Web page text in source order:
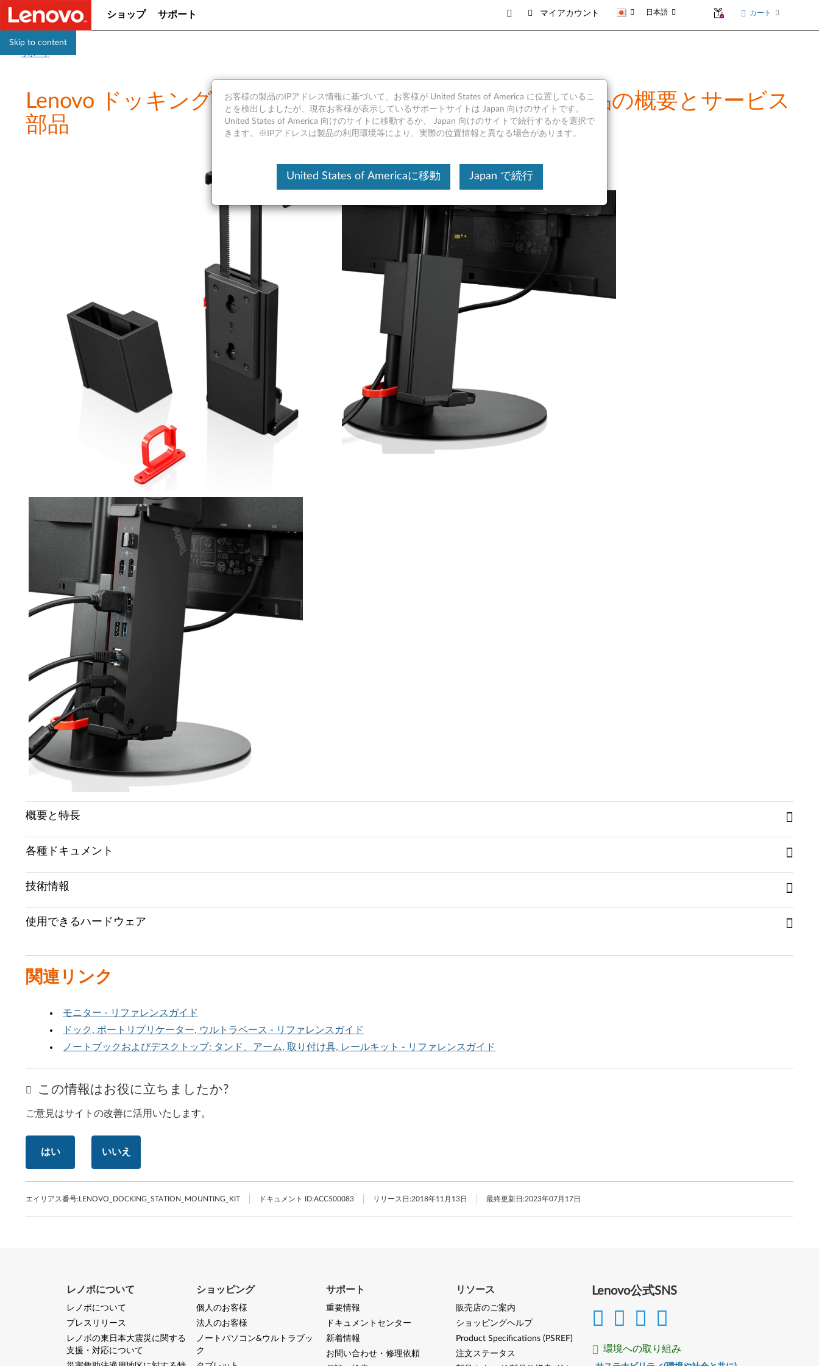
Skip to content
ショップ サポート マイアカウント 日本語 カート
サポート
Lenovo ドッキング・ステーション・マウントキット - 製品の概要とサービス
部品
概要と特長
各種ドキュメント
技術情報
使用できるハードウェア
関連リンク
モニター - リファレンスガイド
ドック, ポートリプリケーター, ウルトラベース - リファレンスガイド
ノートブックおよびデスクトップ: タンド、アーム, 取り付け具, レールキット - リファレンスガイド
この情報はお役に立ちましたか?
ご意見はサイトの改善に活用いたします。
はい いいえ
エイリアス番号:LENOVO_DOCKING_STATION_MOUNTING_KIT ドキュメント ID:ACC500083 リリース日:2018年11月13日 最終更新日:2023年07月17日
Lenovo公式SNS
環境への取り組み
お客様の製品のIPアドレス情報に基づいて、お客様が United States of America に位置しているこ
とを検出しましたが、現在お客様が表示しているサポートサイトは Japan 向けのサイトです。
United States of America 向けのサイトに移動するか、 Japan 向けのサイトで続行するかを選択で
きます。※IPアドレスは製品の利用環境等により、実際の位置情報と異なる場合があります。
United States of Americaに移動 Japan で続行
レノボについて
レノボについて
プレスリリース
レノボの東日本大震災に関する
支援・対応について
ショッピング
個人のお客様
法人のお客様
ノートパソコン&ウルトラブッ
ク
サポート
重要情報
ドキュメントセンター
新着情報
お問い合わせ・修理依頼
リソース
販売店のご案内
ショッピングヘルプ
Product Specifications (PSREF)
注文ステータス